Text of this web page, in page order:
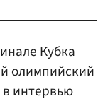
Кубка
олимпийский
в интервью